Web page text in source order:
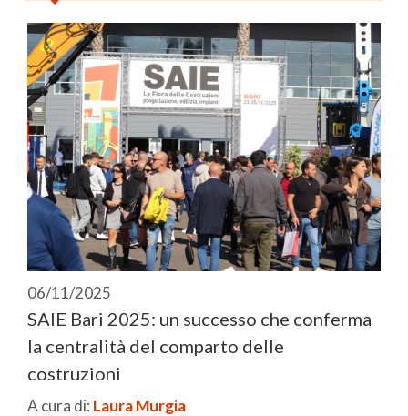
06/11/2025
SAIE Bari 2025: un successo che conferma
la centralità del comparto delle
costruzioni
A cura di: Laura Murgia